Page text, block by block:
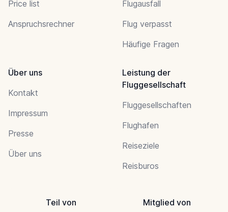
Price list
Anspruchsrechner
Flugausfall
Flug verpasst
Häufige Fragen
Über uns
Kontakt
Impressum
Presse
Über uns
Leistung der
Fluggesellschaft
Fluggesellschaften
Flughafen
Reiseziele
Reisburos
Teil von Mitglied von